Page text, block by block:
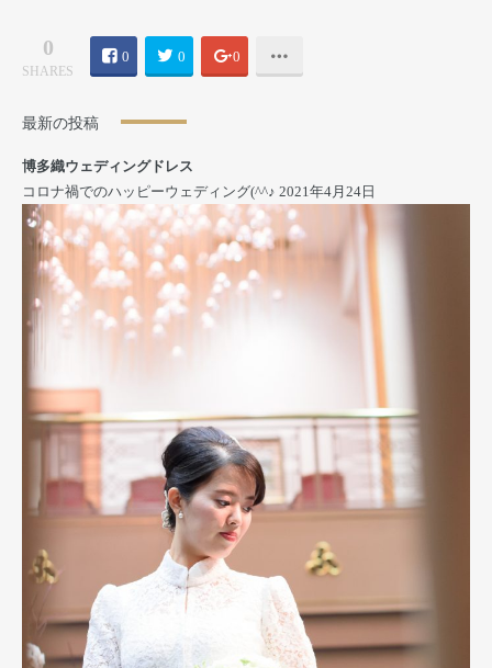
0
SHARES
0 0 0
最新の投稿
博多織ウェディングドレス
コロナ禍でのハッピーウェディング(^^♪ 2021年4月24日